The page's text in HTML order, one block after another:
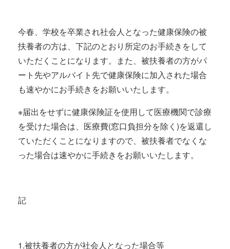
今春、学校を卒業され社会人となった健康保険の被
扶養者の方は、下記のとおり所定のお手続きをして
いただくことになります。また、被扶養者の方がパ
ート先やアルバイト先で健康保険に加入された場合
も速やかにお手続きをお願いいたします。
※届出をせずに健康保険証を使用して医療機関で診療
を受けた場合は、医療費(窓口負担分を除く)を返還し
ていただくことになりますので、被扶養者でなくな
った場合は速やかに手続きをお願いいたします。
記
1.被扶養者の方が社会人となった場合等